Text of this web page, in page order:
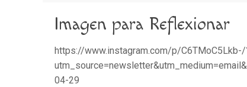
Imagen para Reflexionar
https://www.instagram.com/p/C6TMoC5Lkb-/
04-29